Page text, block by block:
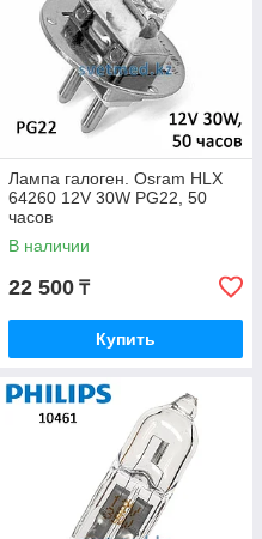
Лампа галоген. Osram HLX
64260 12V 30W PG22, 50
часов
В наличии
22 500 ₸
Купить